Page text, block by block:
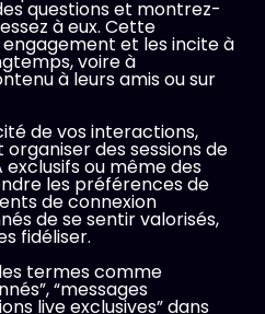
questions et montrez-
à eux. Cette
et les incite à
voire à
à leurs amis ou sur
de vos interactions,
des sessions de
ou même des
les préférences de
de connexion
de se sentir valorisés,
fidéliser.
termes comme
“messages
live exclusives” dans